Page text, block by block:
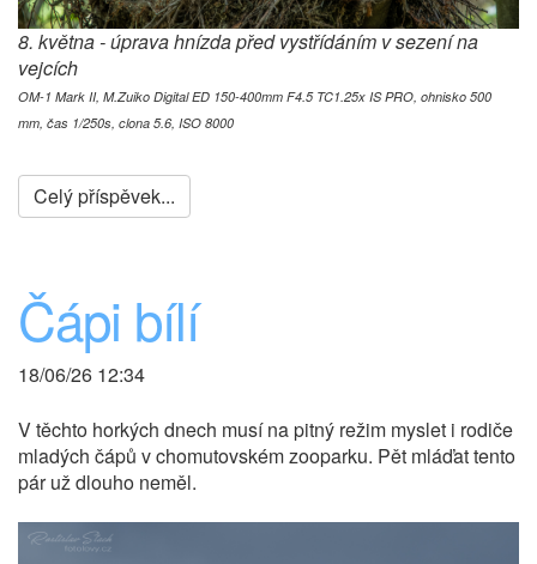
8. května - úprava hnízda před vystřídáním v sezení na
vejcích
OM-1 Mark II, M.Zuiko Digital ED 150-400mm F4.5 TC1.25x IS PRO, ohnisko 500
mm, čas 1/250s, clona 5.6, ISO 8000
Celý příspěvek...
Čápi bílí
18/06/26 12:34
V těchto horkých dnech musí na pitný režim myslet i rodiče
mladých čápů v chomutovském zooparku. Pět mláďat tento
pár už dlouho neměl.